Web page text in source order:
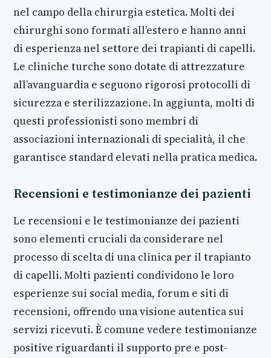
nel campo della chirurgia estetica. Molti dei
chirurghi sono formati all’estero e hanno anni
di esperienza nel settore dei trapianti di capelli.
Le cliniche turche sono dotate di attrezzature
all’avanguardia e seguono rigorosi protocolli di
sicurezza e sterilizzazione. In aggiunta, molti di
questi professionisti sono membri di
associazioni internazionali di specialità, il che
garantisce standard elevati nella pratica medica.
Recensioni e testimonianze dei pazienti
Le recensioni e le testimonianze dei pazienti
sono elementi cruciali da considerare nel
processo di scelta di una clinica per il trapianto
di capelli. Molti pazienti condividono le loro
esperienze sui social media, forum e siti di
recensioni, offrendo una visione autentica sui
servizi ricevuti. È comune vedere testimonianze
positive riguardanti il supporto pre e post-